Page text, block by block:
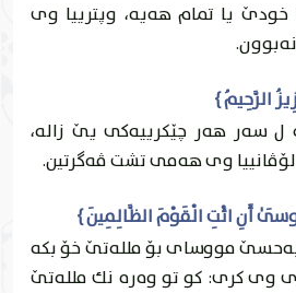
خودێ يا تمام هه‌يه‌، وپترییا وى
سه‌ر هه‌ر چێكرییه‌كى يێ زاله‌،
وى هه‌مى تشت ڤه‌گرتين.
مووساى بۆ ملله‌تێ خۆ بكه‌
وى كرى: كو تو وه‌ره‌ نك ملله‌تێ